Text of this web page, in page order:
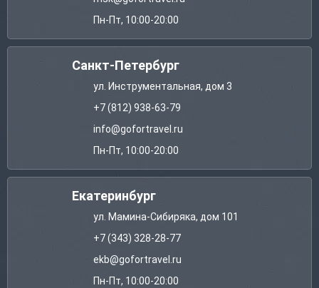
Пн-Пт, 10:00-20:00
Санкт-Петербург
ул. Инструментальная, дом 3
+7 (812) 938-63-79
info@gofortravel.ru
Пн-Пт, 10:00-20:00
Екатеринбург
ул. Мамина-Сибиряка, дом 101
+7 (343) 328-28-77
ekb@gofortravel.ru
Пн-Пт, 10:00-20:00